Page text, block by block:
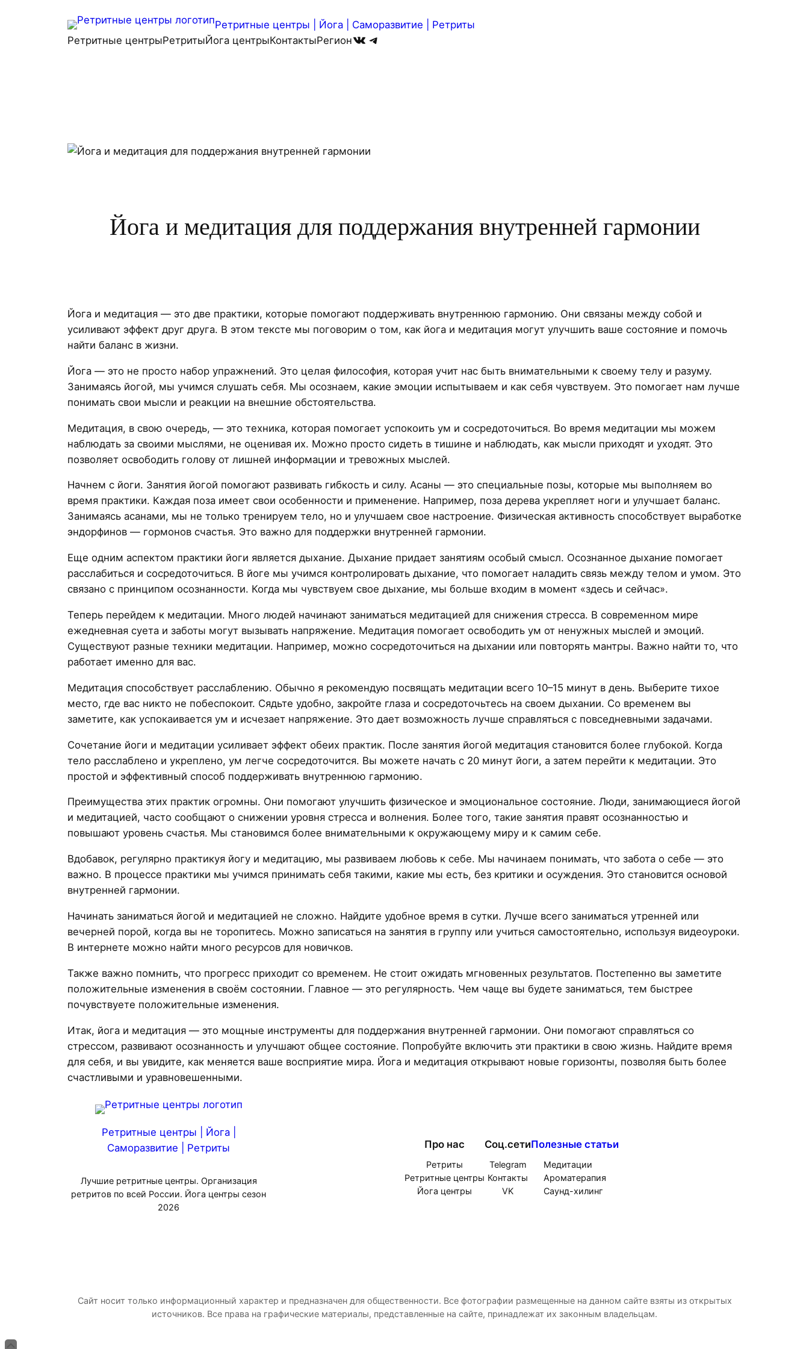
содержимому
Ретритные центры | Йога | Саморазвитие | Ретриты
Ретритные центрыРетритыЙога центрыКонтактыРегионВКонтакте
Telegram
Йога и медитация для поддержания внутренней гармонии
Йога и медитация — это две практики, которые помогают поддерживать внутреннюю гармонию. Они связаны между собой и
усиливают эффект друг друга. В этом тексте мы поговорим о том, как йога и медитация могут улучшить ваше состояние и помочь
найти баланс в жизни.
Йога — это не просто набор упражнений. Это целая философия, которая учит нас быть внимательными к своему телу и разуму.
Занимаясь йогой, мы учимся слушать себя. Мы осознаем, какие эмоции испытываем и как себя чувствуем. Это помогает нам лучше
понимать свои мысли и реакции на внешние обстоятельства.
Медитация, в свою очередь, — это техника, которая помогает успокоить ум и сосредоточиться. Во время медитации мы можем
наблюдать за своими мыслями, не оценивая их. Можно просто сидеть в тишине и наблюдать, как мысли приходят и уходят. Это
позволяет освободить голову от лишней информации и тревожных мыслей.
Начнем с йоги. Занятия йогой помогают развивать гибкость и силу. Асаны — это специальные позы, которые мы выполняем во
время практики. Каждая поза имеет свои особенности и применение. Например, поза дерева укрепляет ноги и улучшает баланс.
Занимаясь асанами, мы не только тренируем тело, но и улучшаем свое настроение. Физическая активность способствует выработке
эндорфинов — гормонов счастья. Это важно для поддержки внутренней гармонии.
Еще одним аспектом практики йоги является дыхание. Дыхание придает занятиям особый смысл. Осознанное дыхание помогает
расслабиться и сосредоточиться. В йоге мы учимся контролировать дыхание, что помогает наладить связь между телом и умом. Это
связано с принципом осознанности. Когда мы чувствуем свое дыхание, мы больше входим в момент «здесь и сейчас».
Теперь перейдем к медитации. Много людей начинают заниматься медитацией для снижения стресса. В современном мире
ежедневная суета и заботы могут вызывать напряжение. Медитация помогает освободить ум от ненужных мыслей и эмоций.
Существуют разные техники медитации. Например, можно сосредоточиться на дыхании или повторять мантры. Важно найти то, что
работает именно для вас.
Медитация способствует расслаблению. Обычно я рекомендую посвящать медитации всего 10–15 минут в день. Выберите тихое
место, где вас никто не побеспокоит. Сядьте удобно, закройте глаза и сосредоточьтесь на своем дыхании. Со временем вы
заметите, как успокаивается ум и исчезает напряжение. Это дает возможность лучше справляться с повседневными задачами.
Сочетание йоги и медитации усиливает эффект обеих практик. После занятия йогой медитация становится более глубокой. Когда
тело расслаблено и укреплено, ум легче сосредоточится. Вы можете начать с 20 минут йоги, а затем перейти к медитации. Это
простой и эффективный способ поддерживать внутреннюю гармонию.
Преимущества этих практик огромны. Они помогают улучшить физическое и эмоциональное состояние. Люди, занимающиеся йогой
и медитацией, часто сообщают о снижении уровня стресса и волнения. Более того, такие занятия правят осознанностью и
повышают уровень счастья. Мы становимся более внимательными к окружающему миру и к самим себе.
Вдобавок, регулярно практикуя йогу и медитацию, мы развиваем любовь к себе. Мы начинаем понимать, что забота о себе — это
важно. В процессе практики мы учимся принимать себя такими, какие мы есть, без критики и осуждения. Это становится основой
внутренней гармонии.
Начинать заниматься йогой и медитацией не сложно. Найдите удобное время в сутки. Лучше всего заниматься утренней или
вечерней порой, когда вы не торопитесь. Можно записаться на занятия в группу или учиться самостоятельно, используя видеоуроки.
В интернете можно найти много ресурсов для новичков.
Также важно помнить, что прогресс приходит со временем. Не стоит ожидать мгновенных результатов. Постепенно вы заметите
положительные изменения в своём состоянии. Главное — это регулярность. Чем чаще вы будете заниматься, тем быстрее
почувствуете положительные изменения.
Итак, йога и медитация — это мощные инструменты для поддержания внутренней гармонии. Они помогают справляться со
стрессом, развивают осознанность и улучшают общее состояние. Попробуйте включить эти практики в свою жизнь. Найдите время
для себя, и вы увидите, как меняется ваше восприятие мира. Йога и медитация открывают новые горизонты, позволяя быть более
счастливыми и уравновешенными.
Ретритные центры | Йога |
Саморазвитие | Ретриты
Лучшие ретритные центры. Организация
ретритов по всей России. Йога центры сезон
2026
Про нас
Ретриты
Ретритные центры
Йога центры
Соц.сети
Telegram
Контакты
VK
Полезные статьи
Медитации
Ароматерапия
Саунд-хилинг
Сайт носит только информационный характер и предназначен для общественности. Все фотографии размещенные на данном сайте взяты из открытых
источников. Все права на графические материалы, представленные на сайте, принадлежат их законным владельцам.
Прокрутка